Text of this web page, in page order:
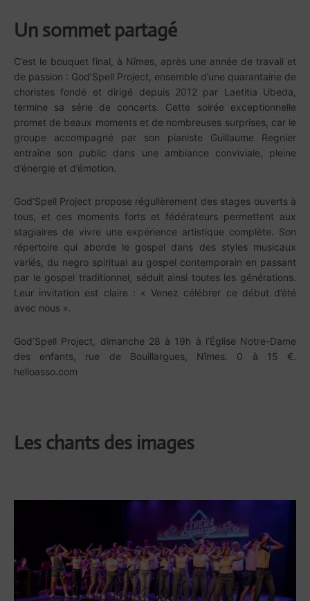
Un sommet partagé
C’est le bouquet final, à Nîmes, après une année de travail et
de passion : God’Spell Project, ensemble d’une quarantaine de
choristes fondé et dirigé depuis 2012 par Laetitia Ubeda,
termine sa série de concerts. Cette soirée exceptionnelle
promet de beaux moments et de nombreuses surprises, car le
groupe accompagné par son pianiste Guillaume Regnier
entraîne son public dans une ambiance conviviale, pleine
d’énergie et d’émotion.
God’Spell Project propose régulièrement des stages ouverts à
tous, et ces moments forts et fédérateurs permettent aux
stagiaires de vivre une expérience artistique complète. Son
répertoire qui aborde le gospel dans des styles musicaux
variés, du negro spiritual au gospel contemporain en passant
par le gospel traditionnel, séduit ainsi toutes les générations.
Leur invitation est claire : « Venez célébrer ce début d’été
avec nous ».
God’Spell Project, dimanche 28 à 19h à l’Église Notre-Dame
des enfants, rue de Bouillargues, Nîmes. 0 à 15 €.
helloasso.com
Les chants des images